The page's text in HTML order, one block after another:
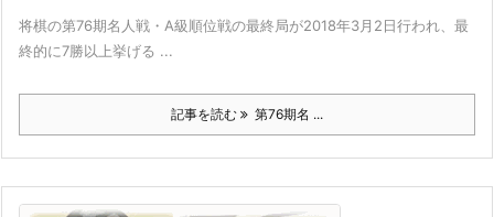
将棋の第76期名人戦・A級順位戦の最終局が2018年3月2日行われ、最
終的に7勝以上挙げる ...
記事を読む 第76期名 ...